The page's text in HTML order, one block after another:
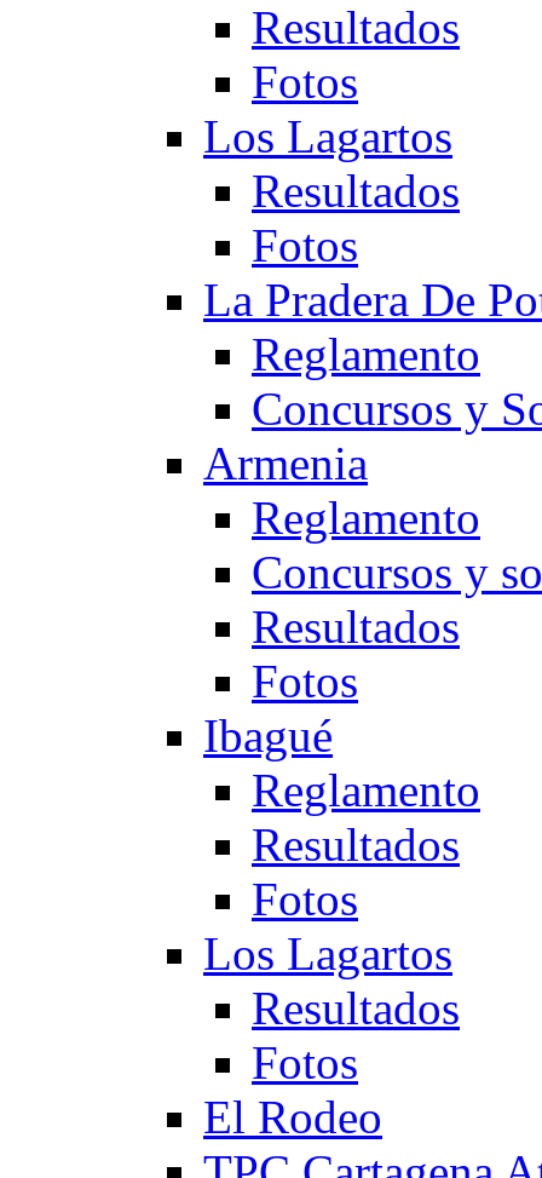
Resultados
Fotos
Los Lagartos
Resultados
Fotos
La Pradera De
Reglamento
Concursos y
Armenia
Reglamento
Concursos y
Resultados
Fotos
Ibagué
Reglamento
Resultados
Fotos
Los Lagartos
Resultados
Fotos
El Rodeo